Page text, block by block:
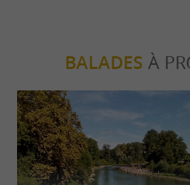
BALADES À